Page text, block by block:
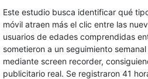
Este estudio busca identificar qué
móvil atraen más el clic entre las
usuarios de edades comprendidas
sometieron a un seguimiento
mediante screen recorder,
publicitario real. Se registraron 41